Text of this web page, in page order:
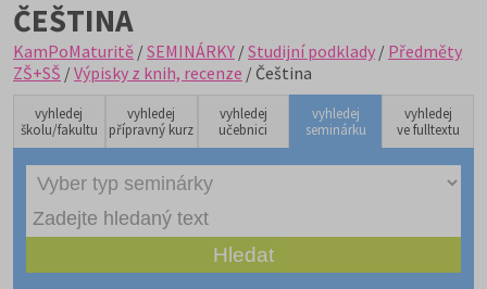
ČEŠTINA
KamPoMaturitě /SEMINÁRKY /Studijní podklady / Předměty
ZŠ+SŠ /Výpisky z knih, recenze / Čeština
vyhledej
školu/fakultu
vyhledej
přípravný kurz
vyhledej
učebnici
vyhledej
seminárku
vyhledej
ve fulltextu